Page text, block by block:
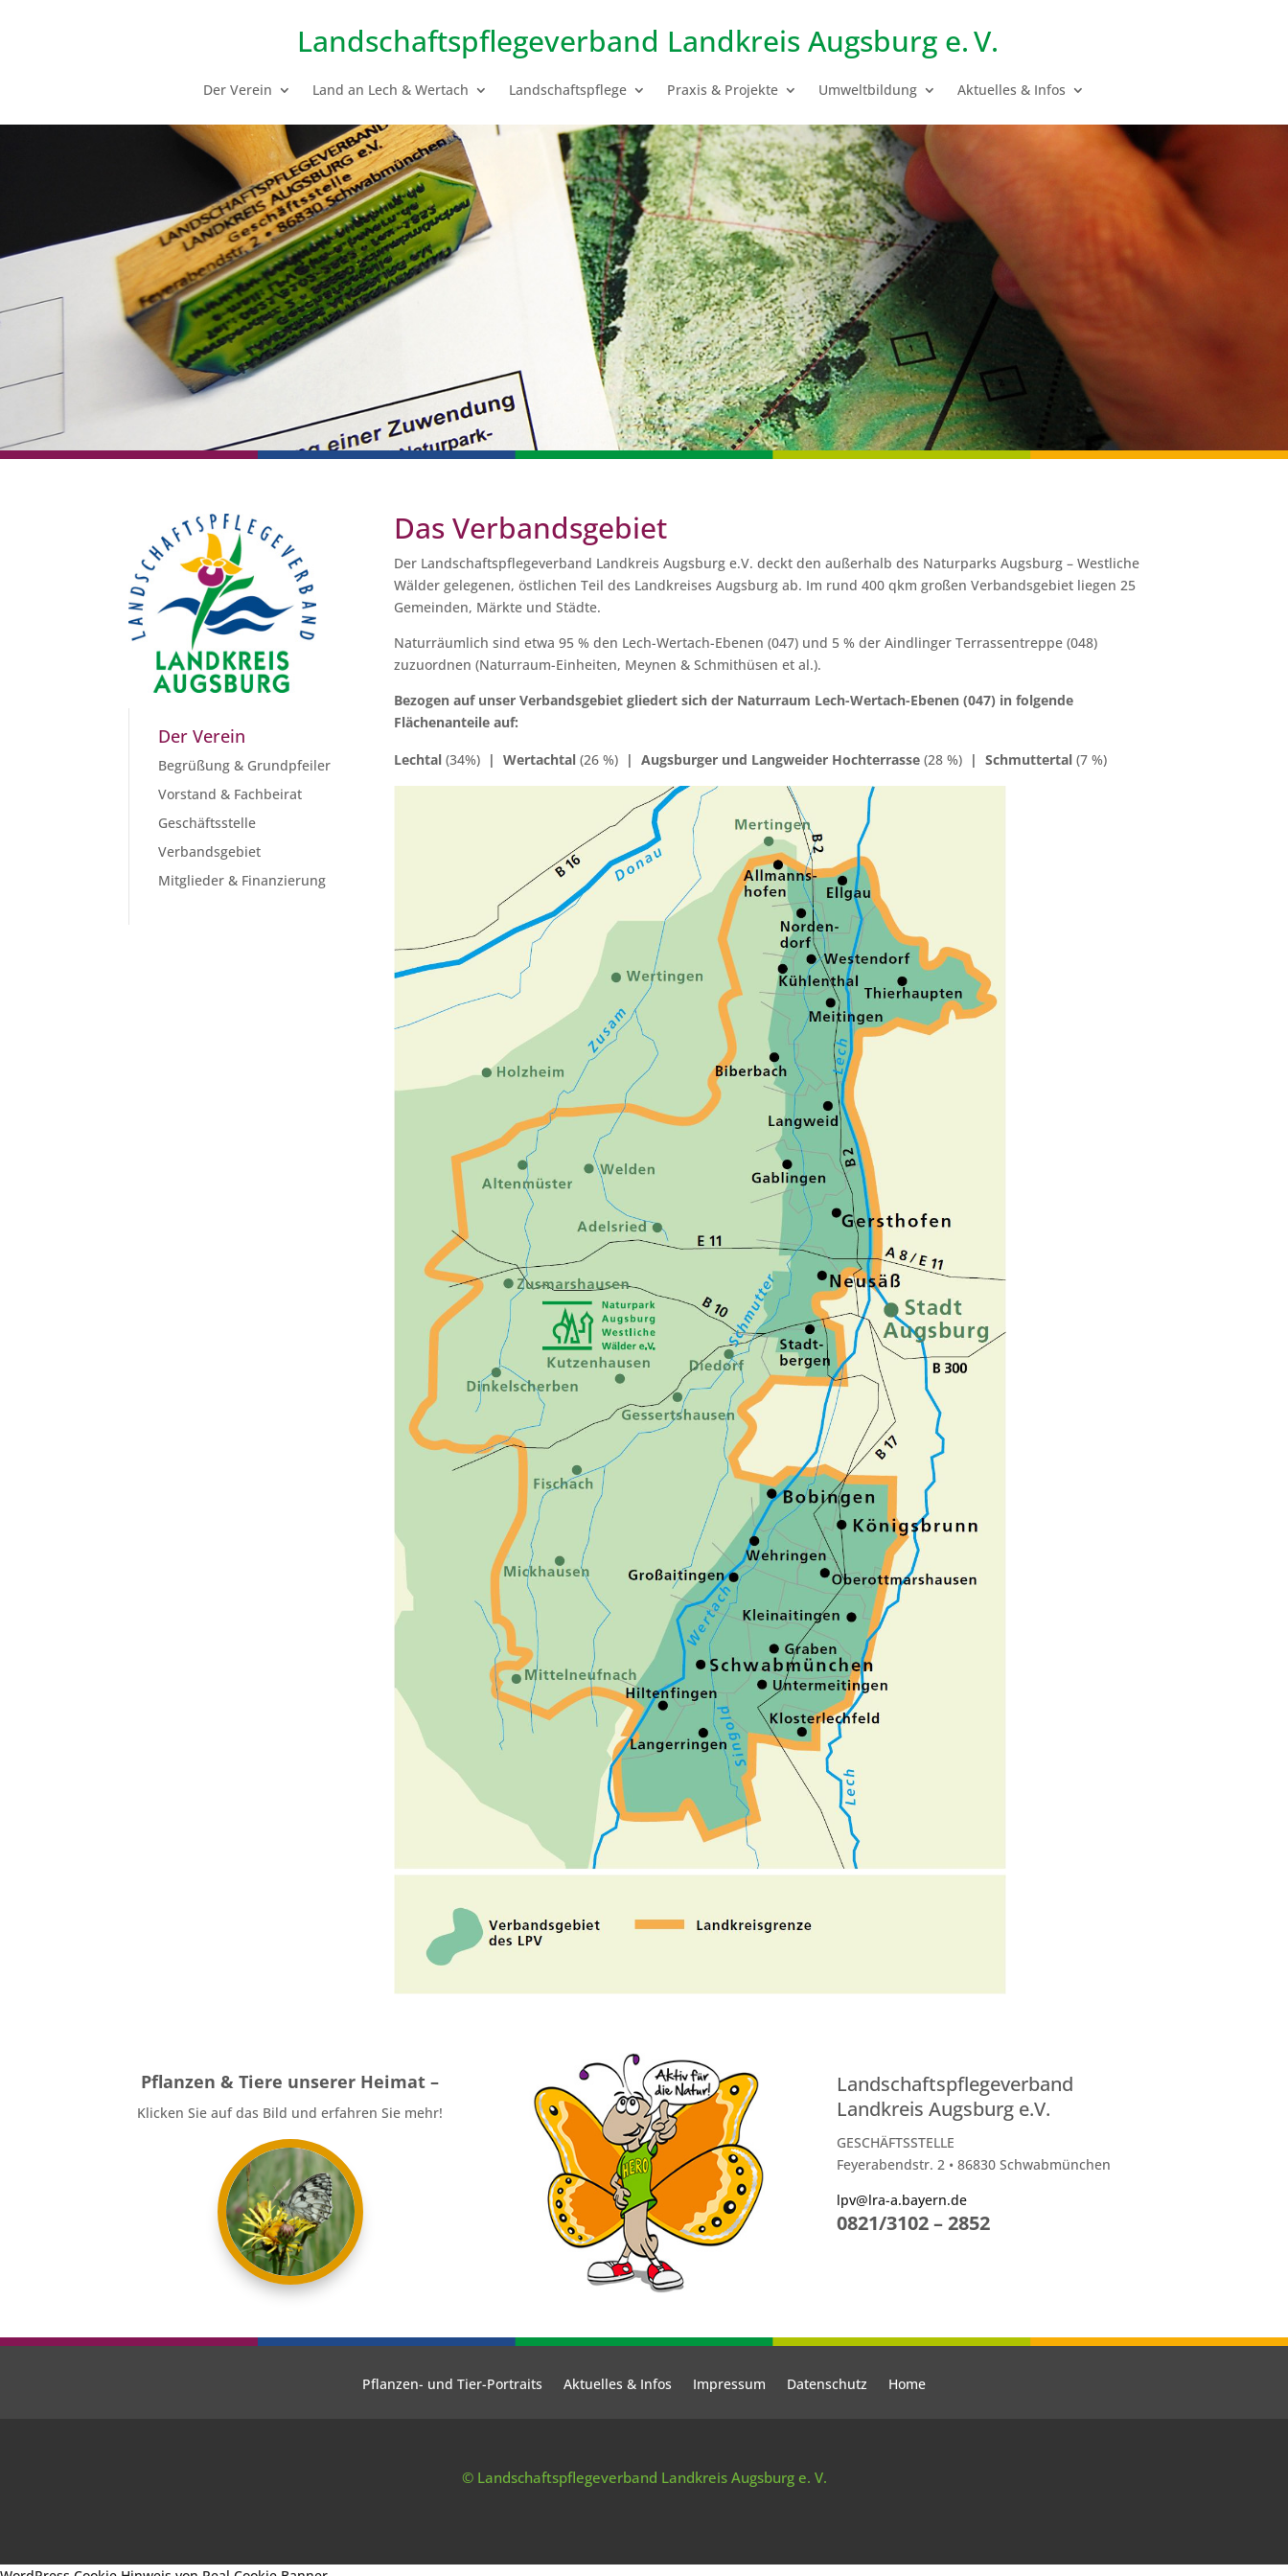
Landschaftspflegeverband Landkreis Augsburg e. V.
Der Verein Land an Lech & Wertach Landschaftspflege Praxis & Projekte Umweltbildung Aktuelles & Infos
Der Verein
Begrüßung & Grundpfeiler
Vorstand & Fachbeirat
Geschäftsstelle
Verbandsgebiet
Mitglieder & Finanzierung
Das Verbandsgebiet
Der Landschaftspflegeverband Landkreis Augsburg e.V. deckt den außerhalb des Naturparks Augsburg – Westliche
Wälder gelegenen, östlichen Teil des Landkreises Augsburg ab. Im rund 400 qkm großen Verbandsgebiet liegen 25
Gemeinden, Märkte und Städte.
Naturräumlich sind etwa 95 % den Lech-Wertach-Ebenen (047) und 5 % der Aindlinger Terrassentreppe (048)
zuzuordnen (Naturraum-Einheiten, Meynen & Schmithüsen et al.).
Bezogen auf unser Verbandsgebiet gliedert sich der Naturraum Lech-Wertach-Ebenen (047) in folgende
Flächenanteile auf:
Lechtal (34%) | Wertachtal (26 %) |Augsburger und Langweider Hochterrasse (28 %) |Schmuttertal (7 %)
Pflanzen & Tiere unserer Heimat –
Klicken Sie auf das Bild und erfahren Sie mehr!
Landschaftspflegeverband
Landkreis Augsburg e.V.
GESCHÄFTSSTELLE
Feyerabendstr. 2 • 86830 Schwabmünchen
lpv@lra-a.bayern.de
0821/3102 – 2852
Pflanzen- und Tier-Portraits Aktuelles & Infos Impressum Datenschutz Home
© Landschaftspflegeverband Landkreis Augsburg e. V.